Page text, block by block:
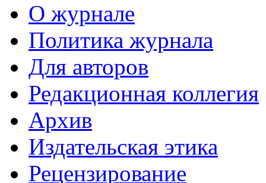
О журнале
Политика журнала
Для авторов
Редакционная коллегия
Архив
Издательская этика
Рецензирование